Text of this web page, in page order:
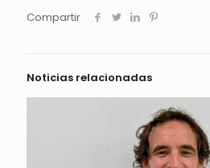
Compartir
Noticias relacionadas